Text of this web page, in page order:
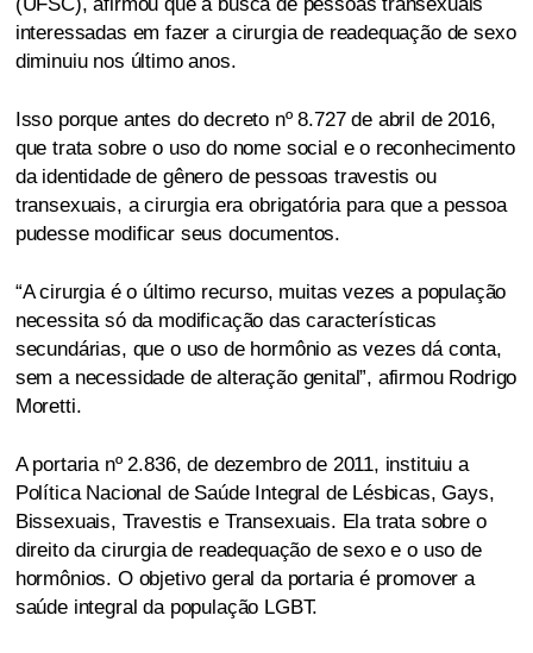
(UFSC), afirmou que a busca de pessoas transexuais
interessadas em fazer a cirurgia de readequação de sexo
diminuiu nos último anos.
Isso porque antes do decreto nº 8.727 de abril de 2016,
que trata sobre o uso do nome social e o reconhecimento
da identidade de gênero de pessoas travestis ou
transexuais, a cirurgia era obrigatória para que a pessoa
pudesse modificar seus documentos.
“A cirurgia é o último recurso, muitas vezes a população
necessita só da modificação das características
secundárias, que o uso de hormônio as vezes dá conta,
sem a necessidade de alteração genital”, afirmou Rodrigo
Moretti.
A portaria nº 2.836, de dezembro de 2011, instituiu a
Política Nacional de Saúde Integral de Lésbicas, Gays,
Bissexuais, Travestis e Transexuais. Ela trata sobre o
direito da cirurgia de readequação de sexo e o uso de
hormônios. O objetivo geral da portaria é promover a
saúde integral da população LGBT.